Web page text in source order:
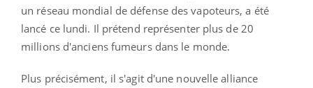
un réseau mondial de défense des vapoteurs, a été
lancé ce lundi. Il prétend représenter plus de 20
millions d'anciens fumeurs dans le monde.
Plus précisément, il s'agit d'une nouvelle alliance